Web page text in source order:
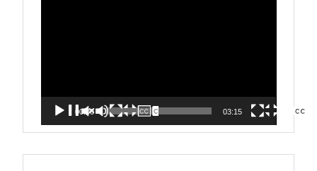
00:00 03:15